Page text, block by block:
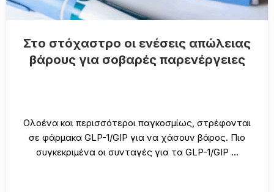
Στο στόχαστρο οι ενέσεις απώλειας
βάρους για σοβαρές παρενέργειες
Ολοένα και περισσότεροι παγκοσμίως, στρέφονται
σε φάρμακα GLP-1/GIP για να χάσουν βάρος. Πιο
συγκεκριμένα οι συνταγές για τα GLP-1/GIP ...